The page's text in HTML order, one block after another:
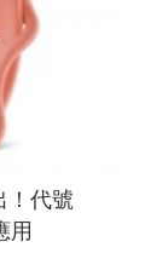
！代號
用